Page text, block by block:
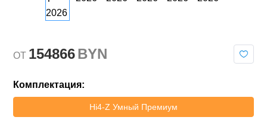
OT 154866BYN
Комплектация:
Hi4-Z Умный Премиум